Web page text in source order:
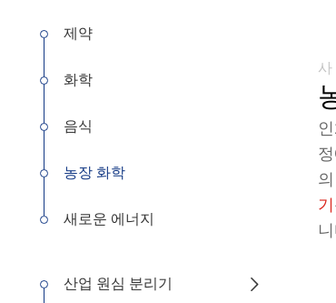
제약
화학
음식
농장 화학
새로운 에너지
산업 원심 분리기 
기